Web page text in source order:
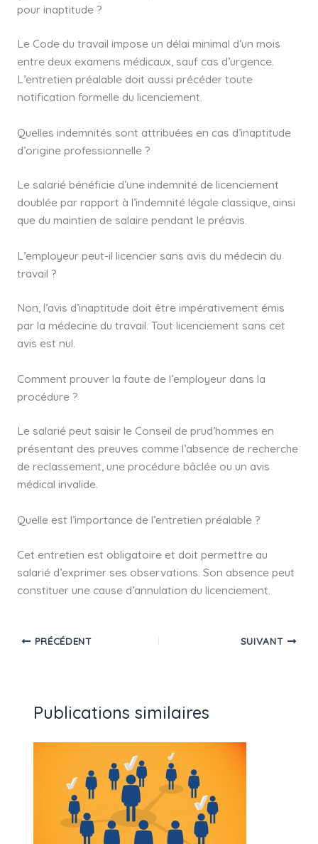
pour inaptitude ?
Le Code du travail impose un délai minimal d’un mois
entre deux examens médicaux, sauf cas d’urgence.
L’entretien préalable doit aussi précéder toute
notification formelle du licenciement.
Quelles indemnités sont attribuées en cas d’inaptitude
d’origine professionnelle ?
Le salarié bénéficie d’une indemnité de licenciement
doublée par rapport à l’indemnité légale classique, ainsi
que du maintien de salaire pendant le préavis.
L’employeur peut-il licencier sans avis du médecin du
travail ?
Non, l’avis d’inaptitude doit être impérativement émis
par la médecine du travail. Tout licenciement sans cet
avis est nul.
Comment prouver la faute de l’employeur dans la
procédure ?
Le salarié peut saisir le Conseil de prud’hommes en
présentant des preuves comme l’absence de recherche
de reclassement, une procédure bâclée ou un avis
médical invalide.
Quelle est l’importance de l’entretien préalable ?
Cet entretien est obligatoire et doit permettre au
salarié d’exprimer ses observations. Son absence peut
constituer une cause d’annulation du licenciement.
PRÉCÉDENT SUIVANT
Publications similaires